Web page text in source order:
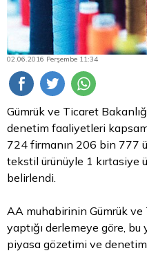
02.06.2016 Perşembe 11:34
Gümrük ve Ticaret
denetim faaliyetleri
724 firmanın 206 bin 777
tekstil ürünüyle 1 kırtasiye
belirlendi.
AA muhabirinin Gümrük ve
yaptığı derlemeye göre,
piyasa gözetimi ve